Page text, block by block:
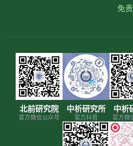
免
北前研究院
官方微信公众号
中析研究所
官方抖音
中析
官方微